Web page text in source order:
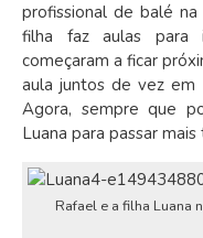
profissional de balé
filha faz aulas para
começaram a ficar
aula juntos de vez em
Agora, sempre que
Luana para passar
Rafael e a filha Luana